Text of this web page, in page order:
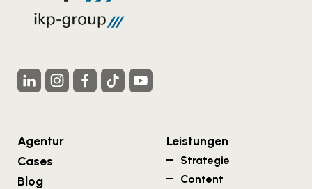
Agentur
Cases
Blog
Leistungen
Strategie
Content